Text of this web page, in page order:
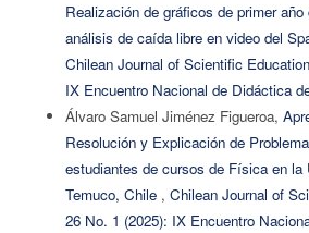
Realización de gráficos de primer
análisis de caída libre en video del
Chilean Journal of Scientific
IX Encuentro Nacional de Didáctica
Álvaro Samuel Jiménez Figueroa,
Resolución y Explicación de
estudiantes de cursos de Física en
Temuco, Chile , Chilean Journal of
26 No. 1 (2025): IX Encuentro